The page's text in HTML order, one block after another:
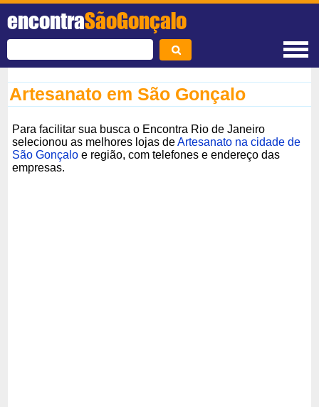
encontraSãoGonçalo
Artesanato em São Gonçalo
Para facilitar sua busca o Encontra Rio de Janeiro
selecionou as melhores lojas deArtesanato na cidade de
São Gonçalo e região, com telefones e endereço das
empresas.